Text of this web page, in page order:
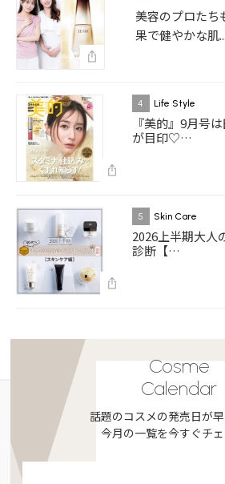
美容のプロたち
果で健やかな肌...
4 Life Style
『美的』9月号
が目印♡…
5 Skin Care
2026上半期大人
診断【…
Cosme
Calendar
話題のコスメの発売日が早
今月の一覧を今すぐチェ